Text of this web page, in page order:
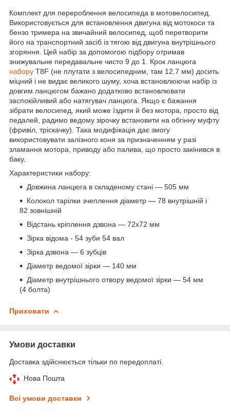
Комплект для перероблення велосипеда в мотовелосипед.
Використовується для встановлення двигуна від мотокоси та
бензо тримера на звичайний велосипед, щоб перетворити
його на транспортний засіб із тягою від двигуна внутрішнього
згоряння. Цей набір за допомогою підбору отримав
знижувальне передавальне чисто 9 до 1. Крок ланцюга
набору T8F (не плутати з велосипедним, там 12.7 мм) досить
міцний і не видає великого шуму, хоча встановлюючи набір із
довгим ланцюгом бажано додатково встановлювати
заспокійливий або натягувач ланцюга. Якщо є бажання
зібрати велосипед, який може їздити й без мотора, просто від
педалей, радимо ведому зірочку встановити на обгінну муфту
(фривіл, тріскачку). Така модифікація дає змогу
використовувати залізного коня за призначенням у разі
зламання мотора, приводу або палива, що просто закінився в
баку.
Характеристики набору:
Довжина ланцюга в складеному стані — 505 мм
Колокол тарілки зчеплення діаметр — 78 внутрішній і
82 зовнішній
Відстань кріплення дзвона — 72х72 мм
Зірка відома - 54 зуби 54 вал
Зірка дзвона — 6 зубців
Діаметр ведомої зірки — 140 мм
Діаметр внутрішнього отвору ведомої зірки — 54 мм
(4 болта)
Приховати
Умови доставки
Доставка здійснюється тільки по передоплаті.
Нова Пошта
Всі умови доставки